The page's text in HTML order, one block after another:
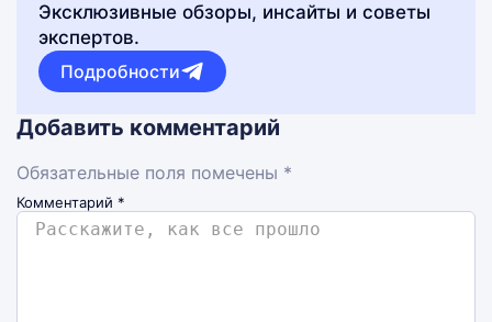
Эксклюзивные обзоры, инсайты и советы
экспертов.
Подробности
Добавить комментарий
Обязательные поля помечены *
Комментарий *